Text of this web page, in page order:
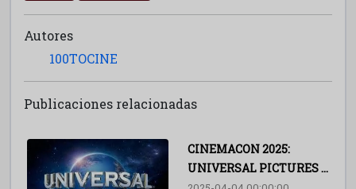
Autores
100TOCINE
Publicaciones relacionadas
CINEMACON 2025:
UNIVERSAL PICTURES ...